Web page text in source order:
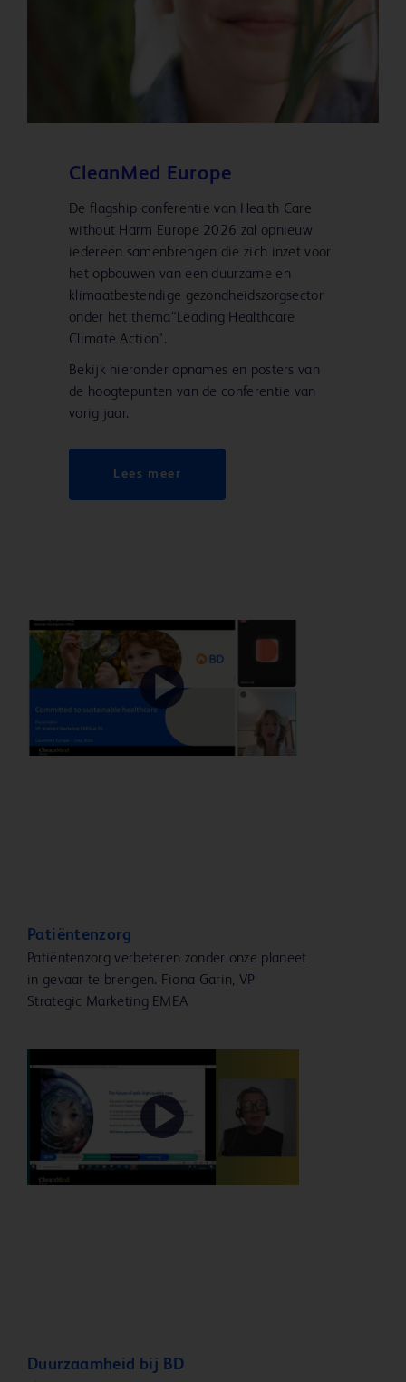
CleanMed Europe
De flagship conferentie van Health Care
without Harm Europe 2026 zal opnieuw
iedereen samenbrengen die zich inzet voor
het opbouwen van een duurzame en
klimaatbestendige gezondheidszorgsector
onder het thema“​​Leading Healthcare
Climate Action”.
Bekijk hieronder opnames en posters van
de hoogtepunten van de conferentie van
vorig jaar.
Lees meer
Play
Patiëntenzorg
Patiëntenzorg verbeteren zonder onze planeet
in gevaar te brengen. Fiona Garin, VP
Strategic Marketing EMEA
Play
Duurzaamheid bij BD